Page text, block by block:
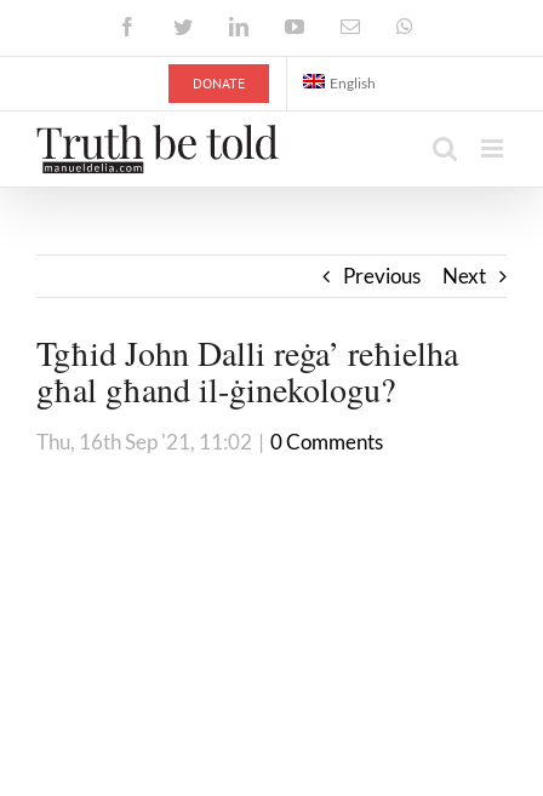
FacebookTwitterLinkedInYouTubeEmail
DONATE English
Previous Next
Tgħid John Dalli reġa’ reħielha
għal għand il-ġinekologu?
Thu, 16th Sep '21, 11:02 | 0 Comments